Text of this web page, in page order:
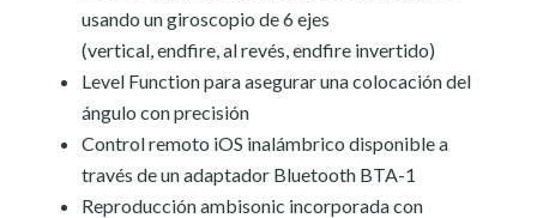
usando un giroscopio de 6 ejes
(vertical, endfire, al revés, endfire invertido)
Level Function para asegurar una colocación del
ángulo con precisión
Control remoto iOS inalámbrico disponible a
través de un adaptador Bluetooth BTA-1
Reproducción ambisonic incorporada con